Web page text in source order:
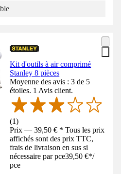
Kit d'outils à air comprimé
Stanley 8 pièces
Moyenne des avis : 3 de 5
étoiles. 1 Avis client.
(1)
Prix — 39,50 € * Tous les prix
affichés sont des prix TTC,
frais de livraison en sus si
nécessaire par pce39,50 €*/
pce